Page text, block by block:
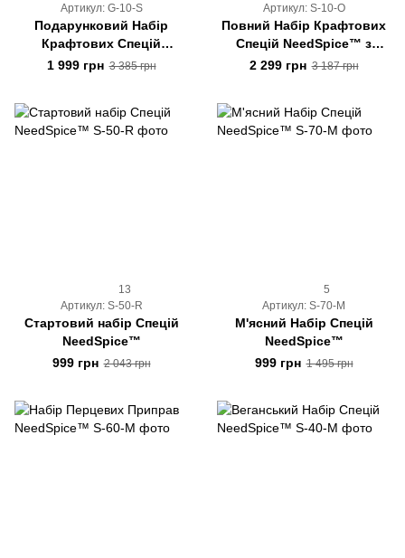
Артикул: G-10-S
Подарунковий Набір
Крафтових Спецій
"Знайомство з
1 999 грн 3 385 грн
Артикул: S-10-O
Повний Набір Крафтових
Спецій NeedSpice™ з
органайзером на 12
2 299 грн 3 187 грн
13
Артикул: S-50-R
Стартовий набір Спецій
NeedSpice™
999 грн 2 043 грн
5
Артикул: S-70-M
М'ясний Набір Спецій
NeedSpice™
999 грн 1 495 грн